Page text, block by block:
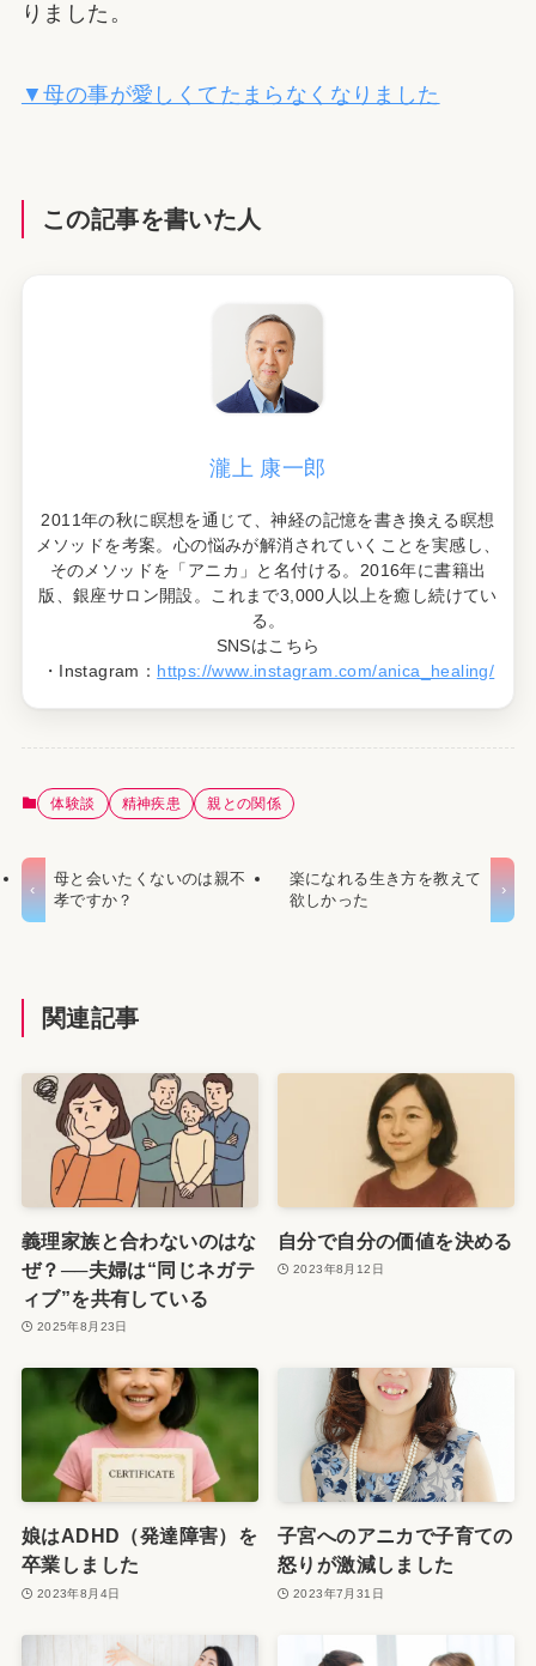
りました。
▼母の事が愛しくてたまらなくなりました
この記事を書いた人
瀧上 康一郎
2011年の秋に瞑想を通じて、神経の記憶を書き換える瞑想
メソッドを考案。心の悩みが解消されていくことを実感し、
そのメソッドを「アニカ」と名付ける。2016年に書籍出
版、銀座サロン開設。これまで3,000人以上を癒し続けてい
る。
SNSはこちら
・Instagram： https://www.instagram.com/anica_healing/
体験談 精神疾患 親との関係
母と会いたくないのは親不
孝ですか？
楽になれる生き方を教えて
欲しかった
関連記事
義理家族と合わないのはな
ぜ？──夫婦は“同じネガテ
ィブ”を共有している
2025年8月23日
自分で自分の価値を決める
2023年8月12日
娘はADHD（発達障害）を
卒業しました
2023年8月4日
子宮へのアニカで子育ての
怒りが激減しました
2023年7月31日